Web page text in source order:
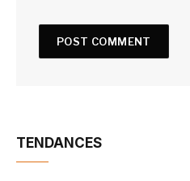
TENDANCES